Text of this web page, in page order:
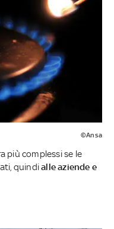
©Ansa
più complessi se le
quindialle aziende e